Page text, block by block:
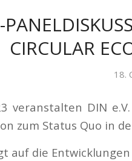
CIRCULAR
18.
veranstalten DIN
zum Status Quo in
auf die